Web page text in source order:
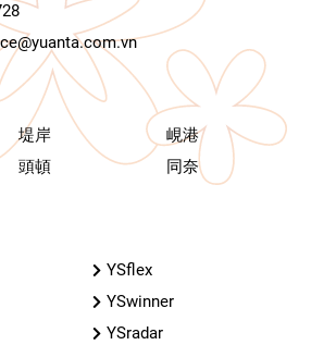
堤岸
峴港
頭頓 同奈
YSflex
YSwinner
YSradar